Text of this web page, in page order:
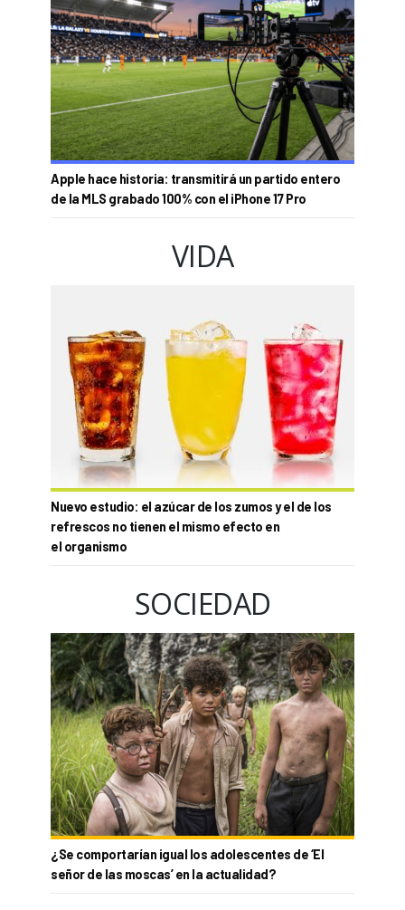
Apple hace historia: transmitirá un partido entero
de la MLS grabado 100% con el iPhone 17 Pro
VIDA
Nuevo estudio: el azúcar de los zumos y el de los
refrescos no tienen el mismo efecto en
el organismo
SOCIEDAD
¿Se comportarían igual los adolescentes de ‘El
señor de las moscas’ en la actualidad?